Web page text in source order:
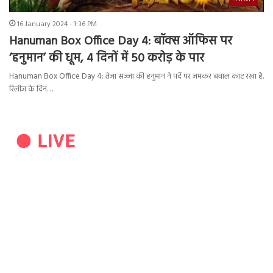
16 January 2024 - 1:36 PM
Hanuman Box Office Day 4: बॉक्स ऑफिस पर
‘हनुमान’ की धूम, 4 दिनों में 50 करोड़ के पार
Hanuman Box Office Day 4: तेजा सज्जा की हनुमान ने पर्दे पर जमकर बवाल काट रखा है.
रिलीज के दिन…